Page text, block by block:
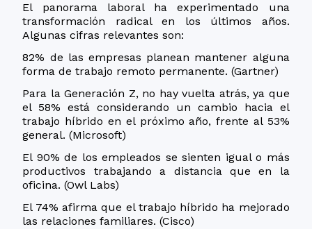
El panorama laboral ha experimentado una
transformación radical en los últimos años.
Algunas cifras relevantes son:
82% de las empresas planean mantener alguna
forma de trabajo remoto permanente. (Gartner)
Para la Generación Z, no hay vuelta atrás, ya que
el 58% está considerando un cambio hacia el
trabajo híbrido en el próximo año, frente al 53%
general. (Microsoft)
El 90% de los empleados se sienten igual o más
productivos trabajando a distancia que en la
oficina. (Owl Labs)
El 74% afirma que el trabajo híbrido ha mejorado
las relaciones familiares. (Cisco)